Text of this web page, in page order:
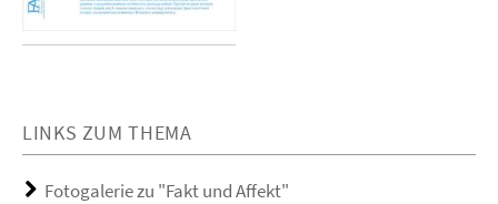
LINKS ZUM THEMA
Fotogalerie zu "Fakt und Affekt"